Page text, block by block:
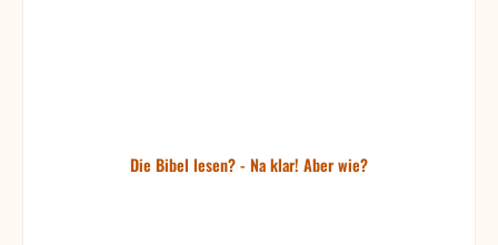
Die Bibel lesen? - Na klar! Aber wie?